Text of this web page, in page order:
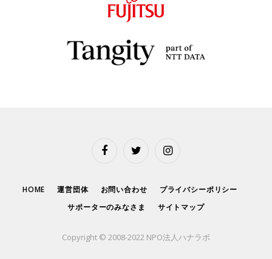
FacebookTwitter Instagram
HOME 運営団体 お問い合わせ
プライバシーポリシー
サポーターのみなさま
サイトマップ
Copyright © 2008-2022 NPO法人ハナラボ